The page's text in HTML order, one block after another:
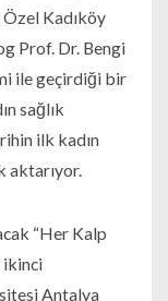
Kadıköy
Prof. Dr. Bengi
ile geçirdiği bir
sağlık
ilk kadın
aktarıyor.
“Her Kalp
ikinci
Antalya